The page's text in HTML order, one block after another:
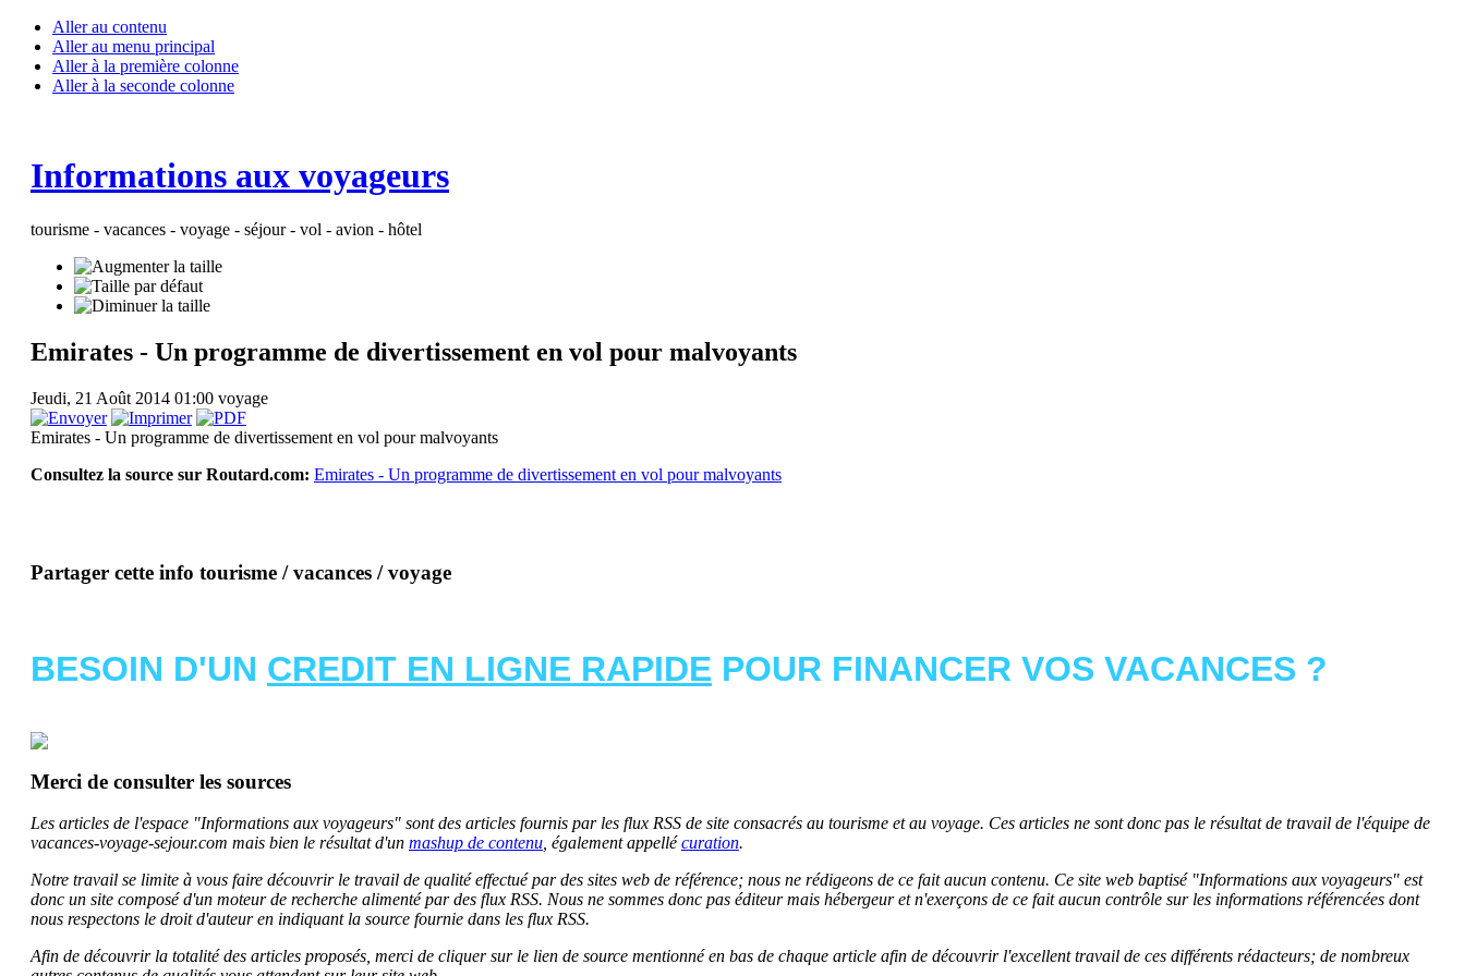
Aller au contenu
Aller au menu principal
Aller à la première colonne
Aller à la seconde colonne
Informations aux voyageurs
tourisme - vacances - voyage - séjour - vol - avion - hôtel
Emirates - Un programme de divertissement en vol pour malvoyants
Jeudi, 21 Août 2014 01:00 voyage
Emirates - Un programme de divertissement en vol pour malvoyants
Consultez la source sur Routard.com: Emirates - Un programme de divertissement en vol pour malvoyants
Partager cette info tourisme / vacances / voyage
BESOIN D'UN CREDIT EN LIGNE RAPIDE POUR FINANCER VOS VACANCES ?
Merci de consulter les sources
Les articles de l'espace "Informations aux voyageurs" sont des articles fournis par les flux RSS de site consacrés au tourisme et au voyage. Ces articles ne sont donc pas le résultat de travail de l'équipe de
vacances-voyage-sejour.com mais bien le résultat d'un mashup de contenu, également appellécuration.
Notre travail se limite à vous faire découvrir le travail de qualité effectué par des sites web de référence; nous ne rédigeons de ce fait aucun contenu. Ce site web baptisé "Informations aux voyageurs" est
donc un site composé d'un moteur de recherche alimenté par des flux RSS. Nous ne sommes donc pas éditeur mais hébergeur et n'exerçons de ce fait aucun contrôle sur les informations référencées dont
nous respectons le droit d'auteur en indiquant la source fournie dans les flux RSS.
Afin de découvrir la totalité des articles proposés, merci de cliquer sur le lien de source mentionné en bas de chaque article afin de découvrir l'excellent travail de ces différents rédacteurs; de nombreux